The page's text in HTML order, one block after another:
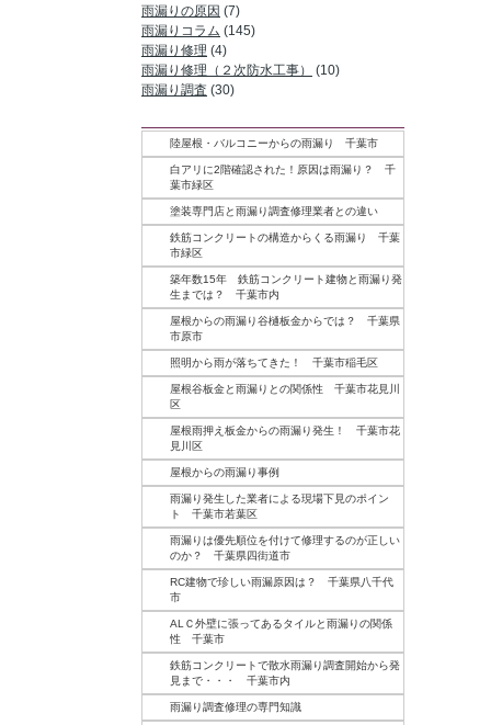
雨漏りの原因 (7)
雨漏りコラム (145)
雨漏り修理 (4)
雨漏り修理（２次防水工事）
(10)
雨漏り調査 (30)
陸屋根・バルコニーからの雨漏り 千葉市
白アリに2階確認された！原因は雨漏り？ 千
葉市緑区
塗装専門店と雨漏り調査修理業者との違い
鉄筋コンクリートの構造からくる雨漏り 千葉
市緑区
築年数15年 鉄筋コンクリート建物と雨漏り発
生までは？ 千葉市内
屋根からの雨漏り谷樋板金からでは？ 千葉県
市原市
照明から雨が落ちてきた！ 千葉市稲毛区
屋根谷板金と雨漏りとの関係性 千葉市花見川
区
屋根雨押え板金からの雨漏り発生！ 千葉市花
見川区
屋根からの雨漏り事例
雨漏り発生した業者による現場下見のポイン
ト 千葉市若葉区
雨漏りは優先順位を付けて修理するのが正しい
のか？ 千葉県四街道市
RC建物で珍しい雨漏原因は？ 千葉県八千代
市
ALＣ外壁に張ってあるタイルと雨漏りの関係
性 千葉市
鉄筋コンクリートで散水雨漏り調査開始から発
見まで・・・ 千葉市内
雨漏り調査修理の専門知識